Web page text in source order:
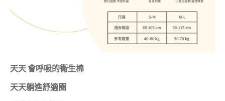
天天 會呼吸的衛生棉
天天躺進舒適圈